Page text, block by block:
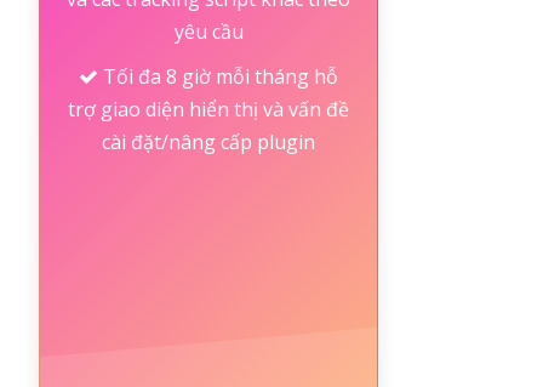
yêu cầu
Tối đa 8 giờ mỗi tháng hỗ
trợ giao diện hiển thị và vấn đề
cài đặt/nâng cấp plugin